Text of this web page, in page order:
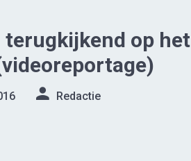
terugkijkend op het
Redactie